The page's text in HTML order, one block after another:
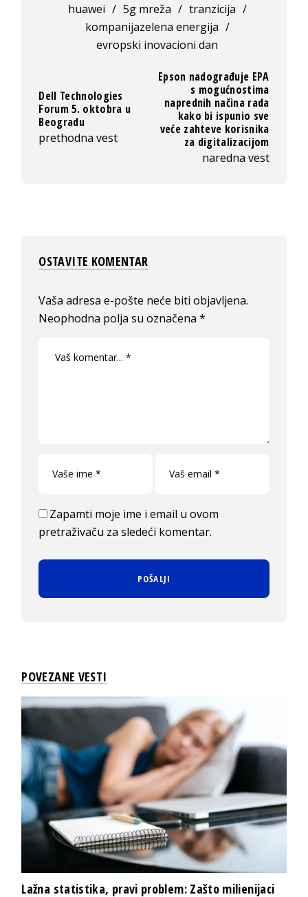
huawei / 5g mreža / tranzicija /
kompanijazelena energija /
evropski inovacioni dan
Dell Technologies
Forum 5. oktobra u
Beogradu
prethodna vest
Epson nadograđuje EPA
s mogućnostima
naprednih načina rada
kako bi ispunio sve
veće zahteve korisnika
za digitalizacijom
naredna vest
OSTAVITE KOMENTAR
Vaša adresa e-pošte neće biti objavljena.
Neophodna polja su označena*
Zapamti moje ime i email u ovom
pretraživaču za sledeći komentar.
POVEZANE VESTI
Lažna statistika, pravi problem: Zašto milienijaci